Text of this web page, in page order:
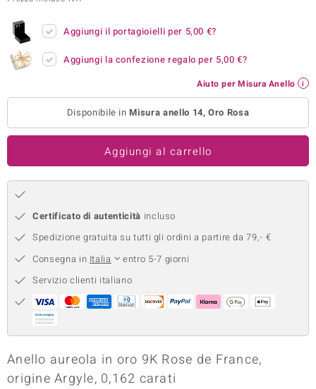
by de Melo
Classics
Aggiungi il portagioielli per 5,00 €?
Aggiungi la confezione regalo per 5,00 €?
Aiuto per Misura Anello
Disponibile inMisura anello 14, Oro Rosa
Aggiungi al carrello
Certificato di autenticità incluso
Spedizione gratuita su tutti gli ordini a partire da 79,- €
Consegna in Italia
entro 5-7 giorni
Servizio clienti italiano
Anello aureola in oro 9K Rose de France,
origine Argyle, 0,162 carati